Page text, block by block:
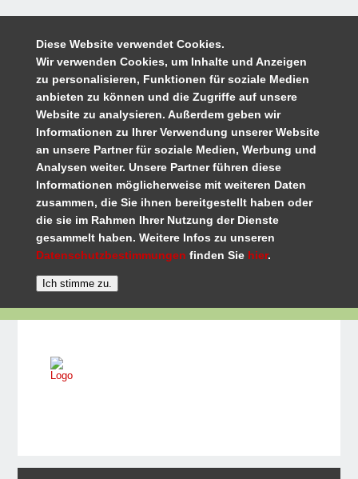
Diese Website verwendet Cookies.
Wir verwenden Cookies, um Inhalte und Anzeigen
zu personalisieren, Funktionen für soziale Medien
anbieten zu können und die Zugriffe auf unsere
Website zu analysieren. Außerdem geben wir
Informationen zu Ihrer Verwendung unserer Website
an unsere Partner für soziale Medien, Werbung und
Analysen weiter. Unsere Partner führen diese
Informationen möglicherweise mit weiteren Daten
zusammen, die Sie ihnen bereitgestellt haben oder
die sie im Rahmen Ihrer Nutzung der Dienste
gesammelt haben. Weitere Infos zu unseren
Datenschutzbestimmungen finden Sie hier.